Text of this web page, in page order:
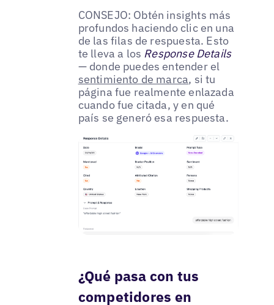
CONSEJO: Obtén insights más
profundos haciendo clic en una
de las filas de respuesta. Esto
te lleva a los Response Details
— donde puedes entender el
sentimiento de marca, si tu
página fue realmente enlazada
cuando fue citada, y en qué
país se generó esa respuesta.
¿Qué pasa con tus
competidores en